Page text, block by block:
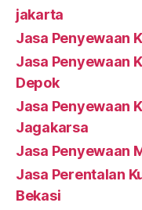
jakarta
Jasa Penyewaan
Jasa Penyewaan
Depok
Jasa Penyewaan
Jagakarsa
Jasa Penyewaan
Jasa Perentalan
Bekasi